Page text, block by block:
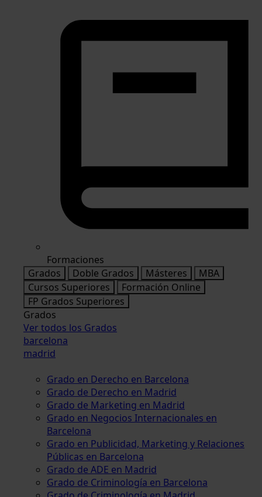
Formaciones
Grados
Doble Grados Másteres
MBA
Cursos Superiores
Formación Online
FP Grados Superiores
Grados
Ver todos los Grados
barcelona
madrid
Grado en Derecho en Barcelona
Grado de Derecho en Madrid
Grado de Marketing en Madrid
Grado en Negocios Internacionales en
Barcelona
Grado en Publicidad, Marketing y Relaciones
Públicas en Barcelona
Grado de ADE en Madrid
Grado de Criminología en Barcelona